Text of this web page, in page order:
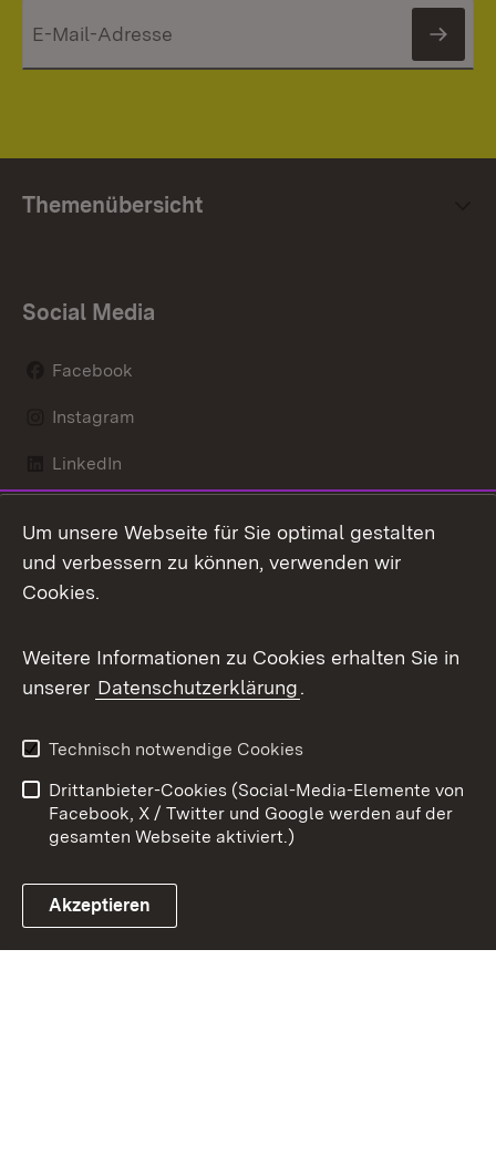
Themenübersicht
Social Media
Facebook
Instagram
LinkedIn
X / Twitter
Youtube
Link zum Landesportal
Kontakt
Datenschutz
Barrierefreiheit
Impressum
Cookies
Um unsere Webseite für Sie optimal gestalten
und verbessern zu können, verwenden wir
Cookies.
Weitere Informationen zu Cookies erhalten Sie in
unserer Datenschutzerklärung.
Technisch notwendige Cookies
Drittanbieter-Cookies (Social-Media-Elemente von
Facebook, X / Twitter und Google werden auf der
gesamten Webseite aktiviert.)
Akzeptieren